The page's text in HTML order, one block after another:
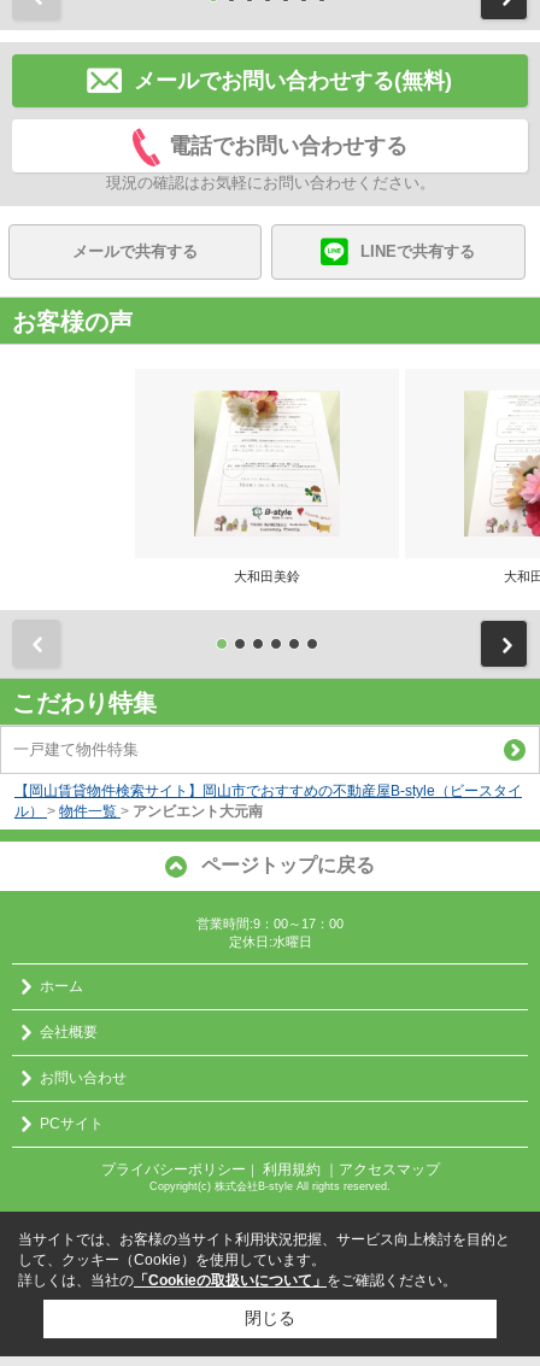
メールでお問い合わせする(無料)
電話でお問い合わせする
現況の確認はお気軽にお問い合わせください。
メールで共有する LINEで共有する
お客様の声
大和田美鈴 大和
こだわり特集
一戸建て物件特集
【岡山賃貸物件検索サイト】岡山市でおすすめの不動産屋B-style（ビースタイ
ル）
> 物件一覧 > アンビエント大元南
ページトップに戻る
営業時間:9：00～17：00
定休日:水曜日
ホーム
会社概要
お問い合わせ
PCサイト
プライバシーポリシー 利用規約 ｜アクセスマップ
Copyright(c) 株式会社B-style All rights reserved.
当サイトでは、お客様の当サイト利用状況把握、サービス向上検討を目的と
して、クッキー（Cookie）を使用しています。
詳しくは、当社の 「Cookieの取扱いについて」 をご確認ください。
閉じる